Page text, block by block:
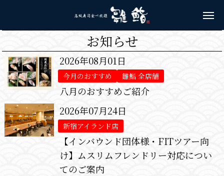
お知らせ
2026年08月01日
今月のおすすめ 雛鮨 全店舗
八月のおすすめご紹介
2026年07月24日
新宿アイランド店
【インバウンド団体様・FITツアー向
け】ムスリムフレンドリー対応につい
てのご案内